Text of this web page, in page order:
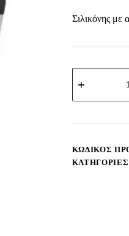
Σιλικόνης με
Σπάτουλα
Σιλικόνης
Ανοξείδωτη
28x5cm
1011173
ποσότητα
ΚΩΔΙΚΌΣ